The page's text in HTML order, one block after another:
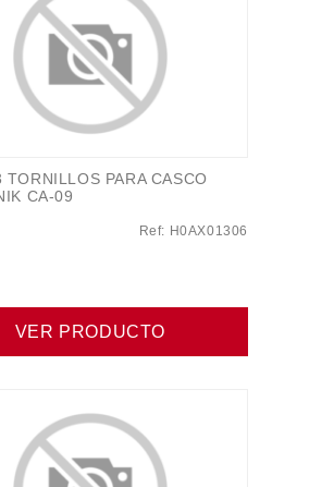
TORNILLOS PARA CASCO
CA-09
Ref: H0AX01306
VER PRODUCTO